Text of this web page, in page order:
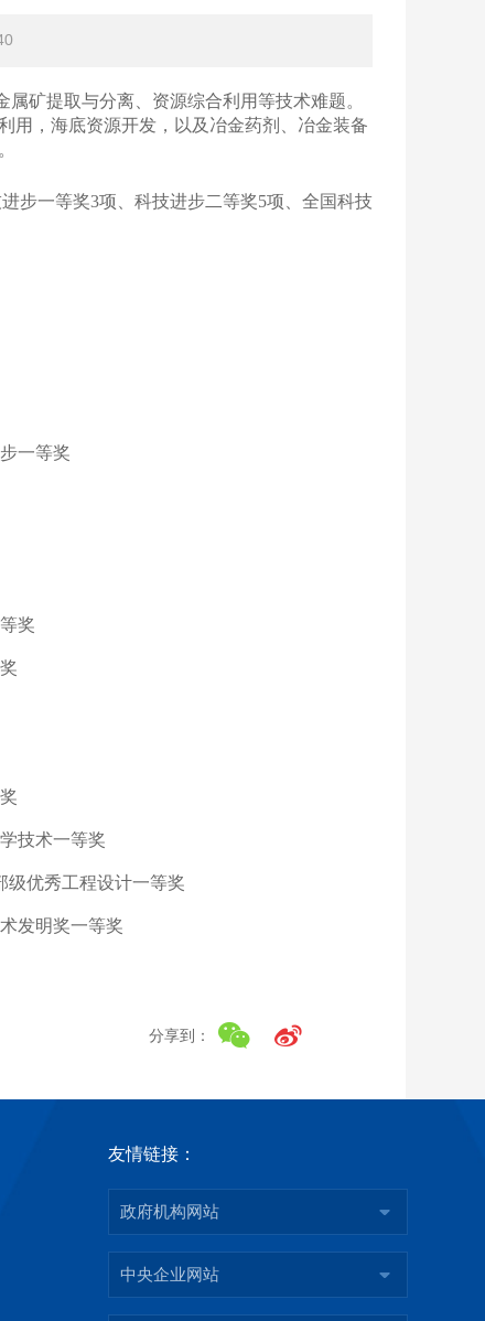
矿提取与分离、资源综合利用等技术难题。
用，海底资源开发，以及冶金药剂、冶金装备
步一等奖3项、科技进步二等奖5项、全国科技
一等奖
奖
技术一等奖
级优秀工程设计一等奖
发明奖一等奖
分享到：
友情链接：
政府机构网站
中央企业网站